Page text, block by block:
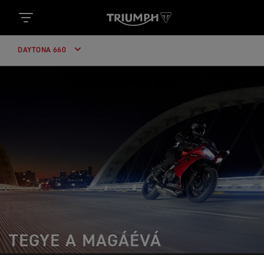
DAYTONA 660
TEGYE A MAGÁÉVÁ